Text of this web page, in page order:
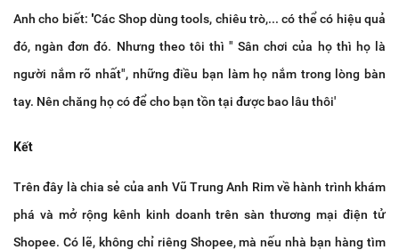
Anh cho biết: 'Các Shop dùng tools, chiêu trò,... có thể có hiệu quả
đó, ngàn đơn đó. Nhưng theo tôi thì " Sân chơi của họ thì họ là
người nắm rõ nhất", những điều bạn làm họ nắm trong lòng bàn
tay. Nên chăng họ có để cho bạn tồn tại được bao lâu thôi'
Kết
Trên đây là chia sẻ của anh Vũ Trung Anh Rim về hành trình khám
phá và mở rộng kênh kinh doanh trên sàn thương mại điện tử
Shopee. Có lẽ, không chỉ riêng Shopee, mà nếu nhà bạn hàng tìm